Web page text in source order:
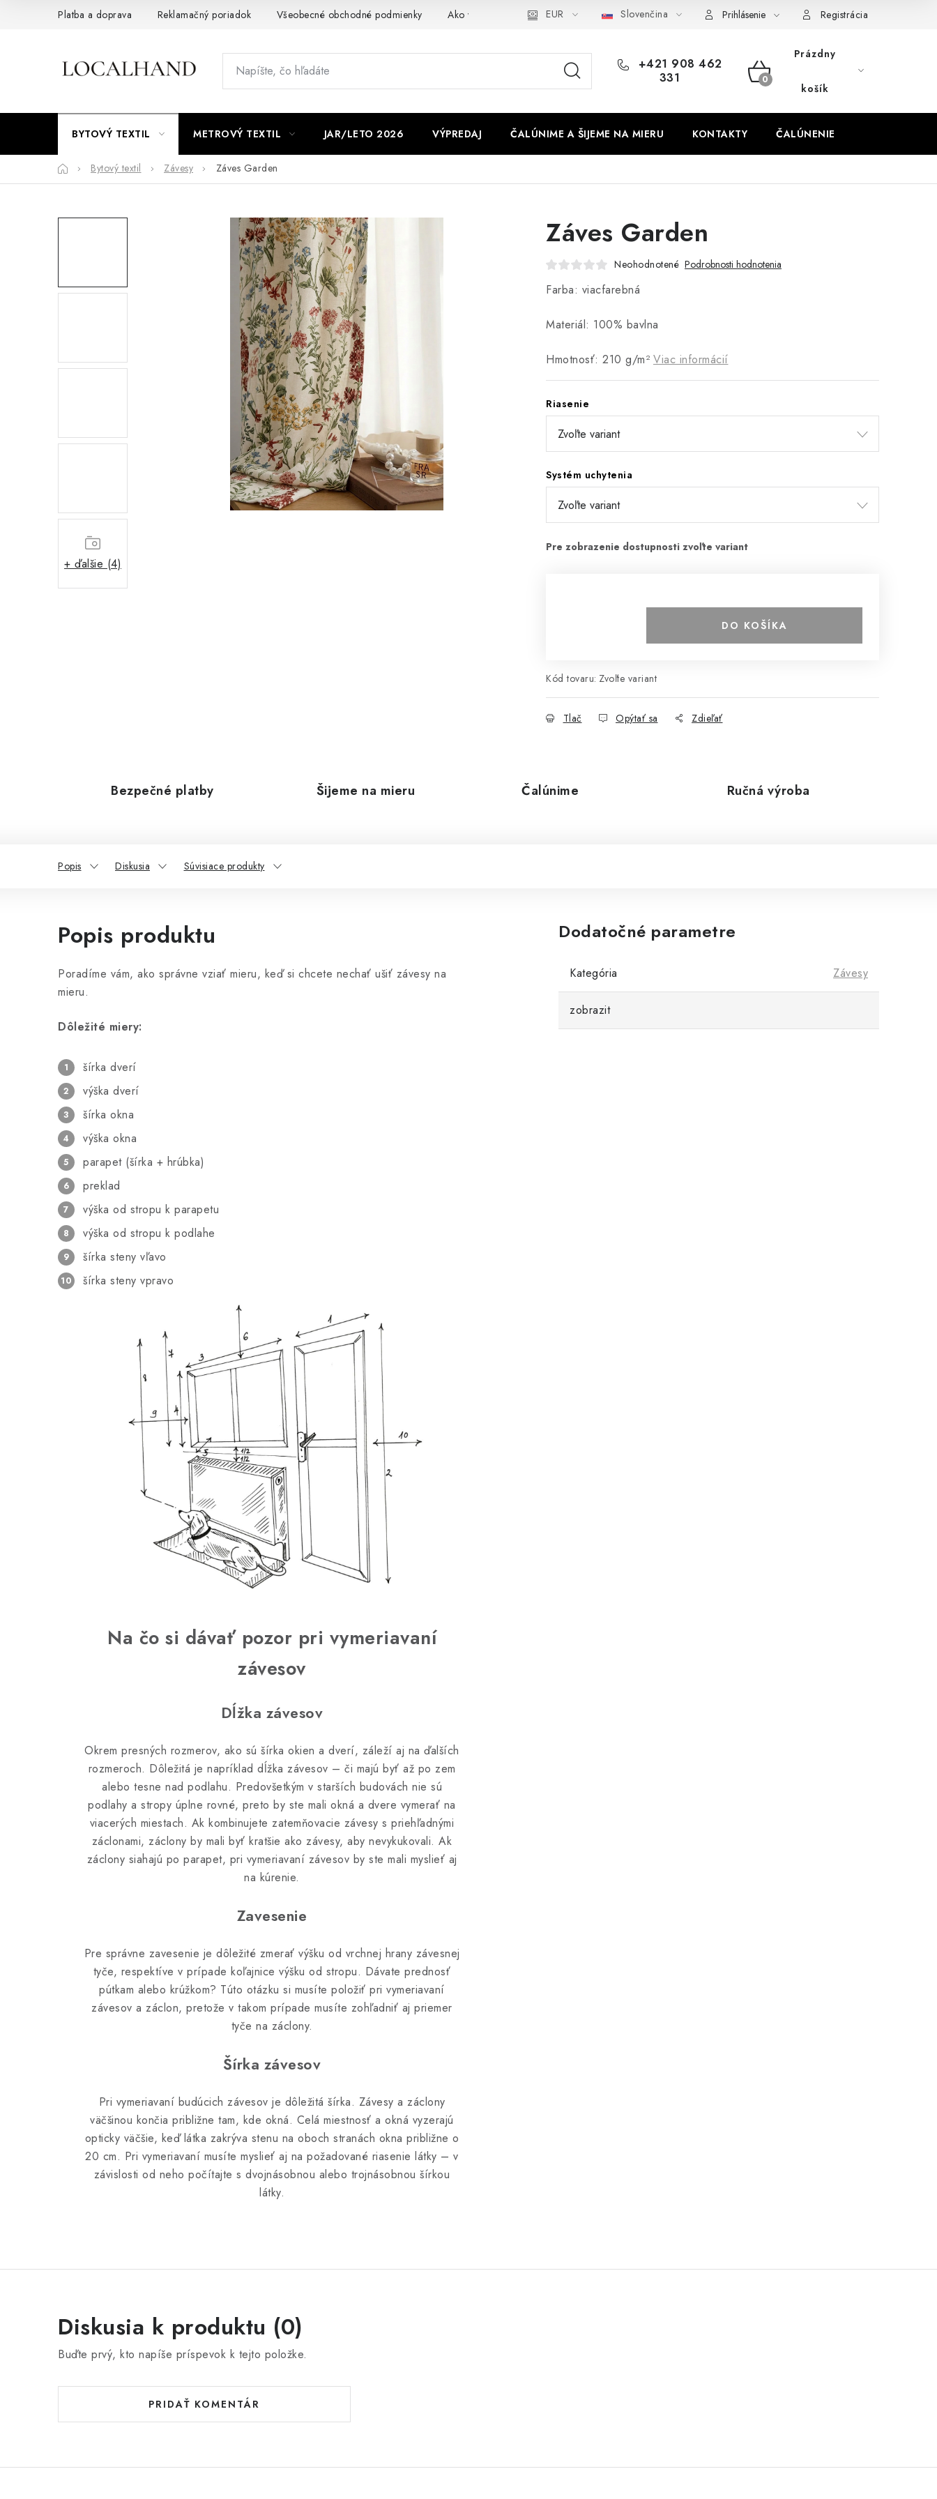
Platba a doprava Reklamačný poriadok Všeobecné obchodné podmienky Ako využíváme cookies Ochrana osobných údajov Odstúpenie od zmluvy
EUR Slovenčina Prihlásenie Registrácia
+421 908 462
331
NÁKUPNÝ
Prázdny
košík
BYTOVÝ TEXTIL METROVÝ TEXTIL JAR/LETO 2026 VÝPREDAJ ČALÚNIME A ŠIJEME NA MIERU KONTAKTY ČALÚNENIE
DomovBytový textil Závesy Záves Garden
+ ďalšie (4)
Záves Garden
Neohodnotené Podrobnosti hodnotenia
Farba: viacfarebná
Materiál: 100% bavlna
Hmotnosť: 210 g/m² Viac informácií
Riasenie
Systém uchytenia
DO KOŠÍKA
Kód tovaru: Zvoľte variant
Tlač Opýtať sa Zdieľať
Bezpečné platby Šijeme na mieru Čalúnime Ručná výroba
Popis Diskusia Súvisiace produkty
Popis produktu
Poradíme vám, ako správne vziať mieru, keď si chcete nechať ušiť závesy na
mieru.
Dôležité miery:
šírka dverí
výška dverí
šírka okna
výška okna
parapet (šírka + hrúbka)
preklad
výška od stropu k parapetu
výška od stropu k podlahe
šírka steny vľavo
šírka steny vpravo
Na čo si dávať pozor pri vymeriavaní
závesov
Dĺžka závesov
Okrem presných rozmerov, ako sú šírka okien a dverí, záleží aj na ďalších
rozmeroch. Dôležitá je napríklad dĺžka závesov – či majú byť až po zem
alebo tesne nad podlahu. Predovšetkým v starších budovách nie sú
podlahy a stropy úplne rovné, preto by ste mali okná a dvere vymerať na
viacerých miestach. Ak kombinujete zatemňovacie závesy s priehľadnými
záclonami, záclony by mali byť kratšie ako závesy, aby nevykukovali. Ak
záclony siahajú po parapet, pri vymeriavaní závesov by ste mali myslieť aj
na kúrenie.
Zavesenie
Pre správne zavesenie je dôležité zmerať výšku od vrchnej hrany závesnej
tyče, respektíve v prípade koľajnice výšku od stropu. Dávate prednosť
pútkam alebo krúžkom? Túto otázku si musíte položiť pri vymeriavaní
závesov a záclon, pretože v takom prípade musíte zohľadniť aj priemer
tyče na záclony.
Šírka závesov
Pri vymeriavaní budúcich závesov je dôležitá šírka. Závesy a záclony
väčšinou končia približne tam, kde okná. Celá miestnosť a okná vyzerajú
opticky väčšie, keď látka zakrýva stenu na oboch stranách okna približne o
20 cm. Pri vymeriavaní musíte myslieť aj na požadované riasenie látky – v
závislosti od neho počítajte s dvojnásobnou alebo trojnásobnou šírkou
látky.
Dodatočné parametre
Kategória Závesy
zobrazit
Diskusia k produktu (0)
Buďte prvý, kto napíše príspevok k tejto položke.
PRIDAŤ KOMENTÁR